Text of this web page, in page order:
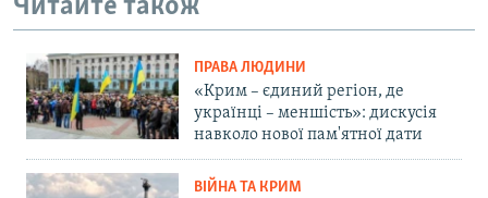
Читайте також
ПРАВА ЛЮДИНИ
«Крим – єдиний регіон, де
українці – меншість»: дискусія
навколо нової пам'ятної дати
ВІЙНА ТА КРИМ